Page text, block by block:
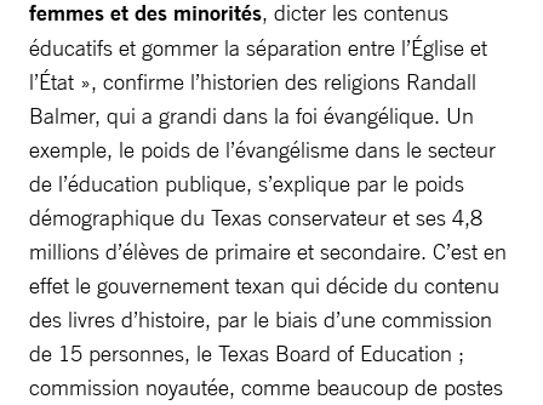
femmes et des minorités, dicter les contenus
éducatifs et gommer la séparation entre l’Église et
l’État », confirme l’historien des religions Randall
Balmer, qui a grandi dans la foi évangélique. Un
exemple, le poids de l’évangélisme dans le secteur
de l’éducation publique, s’explique par le poids
démographique du Texas conservateur et ses 4,8
millions d’élèves de primaire et secondaire. C’est en
effet le gouvernement texan qui décide du contenu
des livres d’histoire, par le biais d’une commission
de 15 personnes, le Texas Board of Education ;
commission noyautée, comme beaucoup de postes